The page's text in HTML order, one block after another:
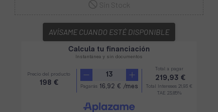
AVÍSAME CUANDO ESTÉ DISPONIBLE